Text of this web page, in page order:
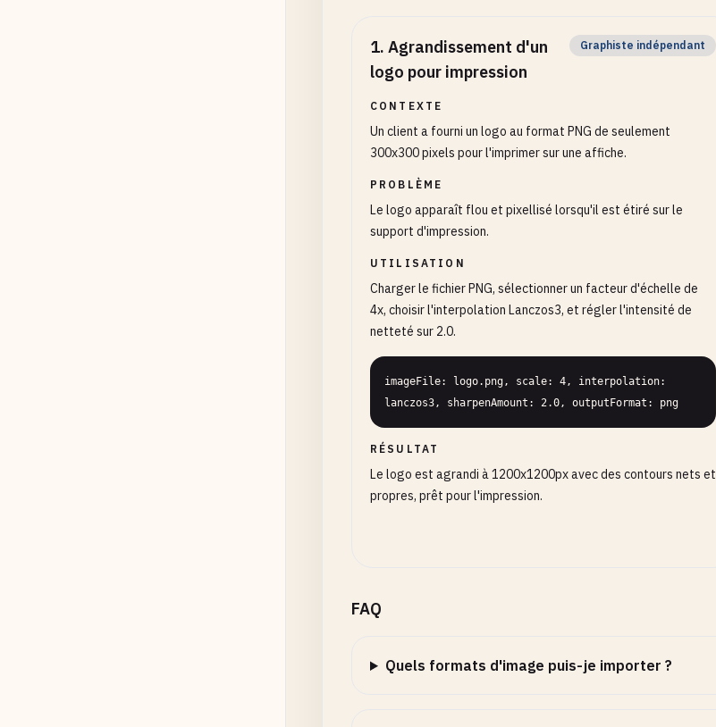
1. Agrandissement d'un
logo pour impression
Graphiste indépendant
CONTEXTE
Un client a fourni un logo au format PNG de seulement
300x300 pixels pour l'imprimer sur une affiche.
PROBLÈME
Le logo apparaît flou et pixellisé lorsqu'il est étiré sur le
support d'impression.
UTILISATION
Charger le fichier PNG, sélectionner un facteur d'échelle de
4x, choisir l'interpolation Lanczos3, et régler l'intensité de
netteté sur 2.0.
imageFile: logo.png, scale: 4, interpolation:
lanczos3, sharpenAmount: 2.0, outputFormat: png
RÉSULTAT
Le logo est agrandi à 1200x1200px avec des contours nets et
propres, prêt pour l'impression.
FAQ
Quels formats d'image puis-je importer ?